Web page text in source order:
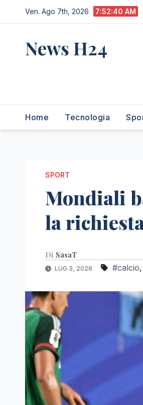
al
Ven. Ago 7th, 2026 7:52:41 AM
News H24
Home Tecnologia
SPORT
Mondiali
la
Di SasaT
LUG 3, 2026 #calcio,